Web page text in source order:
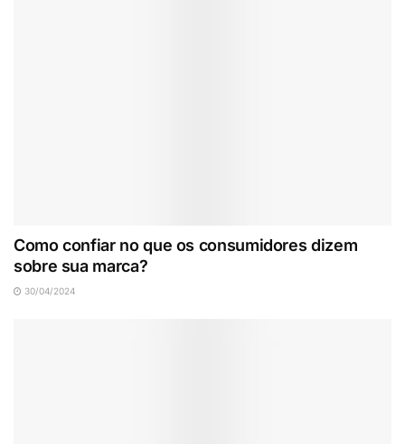
Como confiar no que os consumidores dizem
sobre sua marca?
30/04/2024